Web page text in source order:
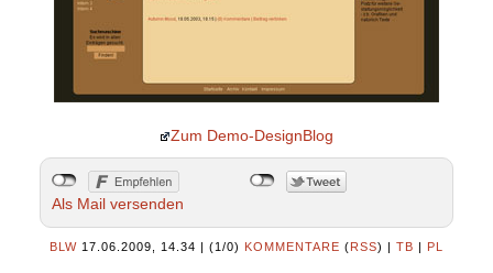
Zum Demo-DesignBlog
Als Mail versenden
BLW 17.06.2009, 14.34 | (1/0) KOMMENTARE (RSS) | TB | PL